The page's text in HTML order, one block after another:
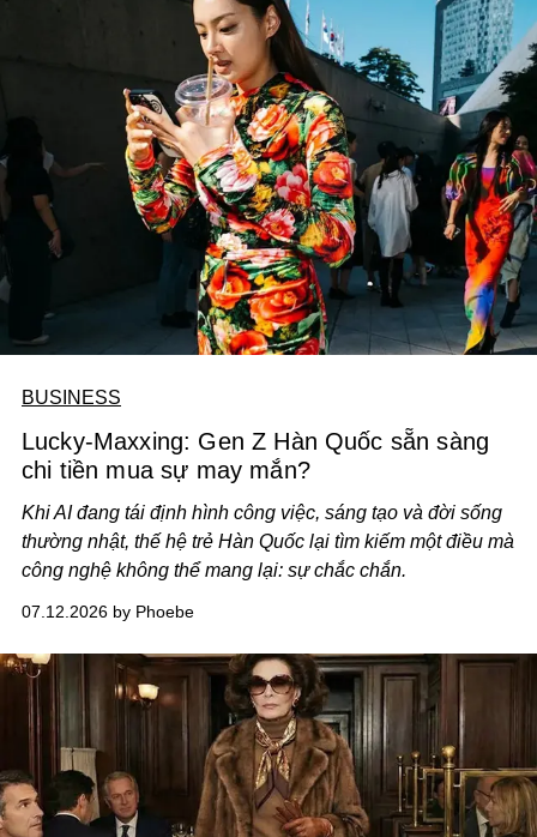
BUSINESS
Lucky-Maxxing: Gen Z Hàn Quốc sẵn sàng
chi tiền mua sự may mắn?
Khi AI đang tái định hình công việc, sáng tạo và đời sống
thường nhật, thế hệ trẻ Hàn Quốc lại tìm kiếm một điều mà
công nghệ không thể mang lại: sự chắc chắn.
07.12.2026 by Phoebe